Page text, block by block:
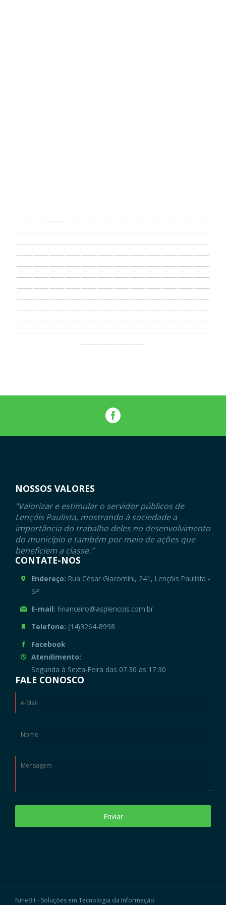
NOSSOS VALORES
"Valorizar e estimular o servidor públicos de
Lençóis Paulista, mostrando à sociedade a
importância do trabalho deles no desenvolvimento
do município e também por meio de ações que
beneficiem a classe."
CONTATE-NOS
Endereço: Rua César Giacomini, 241, Lençóis Paulista -
SP
E-mail: financeiro@asplencois.com.br
Telefone: (14)3264-8998
Facebook
Atendimento:
Segunda à Sexta-Feira das 07:30 as 17:30
FALE CONOSCO
Enviar
NineBit - Soluções em Tecnologia da Informação